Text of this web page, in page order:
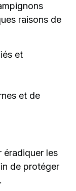
raisons de
et
et de
éradiquer les
de protéger